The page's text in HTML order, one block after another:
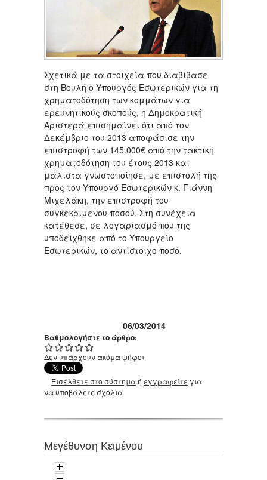
Σχετικά με τα στοιχεία που διαβίβασε
στη Βουλή ο Υπουργός Εσωτερικών για τη
χρηματοδότηση των κομμάτων για
ερευνητικούς σκοπούς, η Δημοκρατική
Αριστερά επισημαίνει ότι από τον
Δεκέμβριο του 2013 αποφάσισε την
επιστροφή των 145.000€ από την τακτική
χρηματοδότηση του έτους 2013 και
μάλιστα γνωστοποίησε, με επιστολή της
προς τον Υπουργό Εσωτερικών κ. Γιάννη
Μιχελάκη, την επιστροφή του
συγκεκριμένου ποσού. Στη συνέχεια
κατέθεσε, σε λογαριασμό που της
υποδείχθηκε από το Υπουργείο
Εσωτερικών, το αντίστοιχο ποσό.
06/03/2014
Βαθμολογήστε το άρθρο:
Δεν υπάρχουν ακόμα ψήφοι
Εισέλθετε στο σύστημαή εγγραφείτε για
να υποβάλετε σχόλια
Μεγέθυνση Κειμένου